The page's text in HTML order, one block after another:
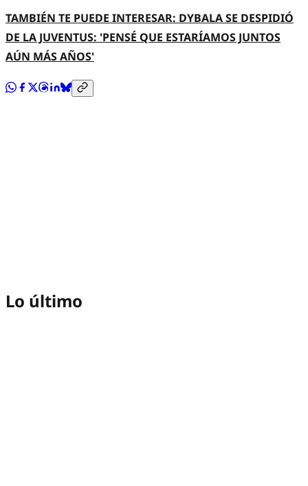
TAMBIÉN TE PUEDE INTERESAR: DYBALA SE DESPIDIÓ
DE LA JUVENTUS: 'PENSÉ QUE ESTARÍAMOS JUNTOS
AÚN MÁS AÑOS'
Lo último